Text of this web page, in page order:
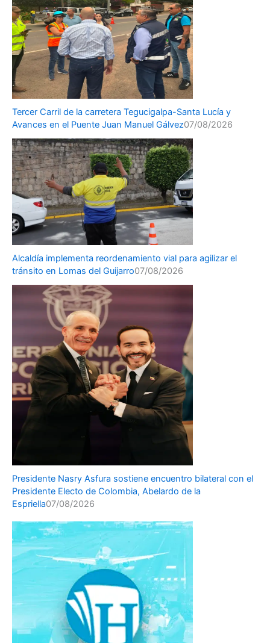
Tercer Carril de la carretera Tegucigalpa-Santa Lucía y
Avances en el Puente Juan Manuel Gálvez07/08/2026
Alcaldía implementa reordenamiento vial para agilizar el
tránsito en Lomas del Guijarro07/08/2026
Presidente Nasry Asfura sostiene encuentro bilateral con el
Presidente Electo de Colombia, Abelardo de la
Espriella07/08/2026